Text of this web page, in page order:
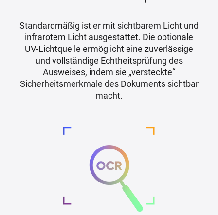
Standardmäßig ist er mit sichtbarem Licht und
infrarotem Licht ausgestattet. Die optionale
UV-Lichtquelle ermöglicht eine zuverlässige
und vollständige Echtheitsprüfung des
Ausweises, indem sie „versteckte“
Sicherheitsmerkmale des Dokuments sichtbar
macht.